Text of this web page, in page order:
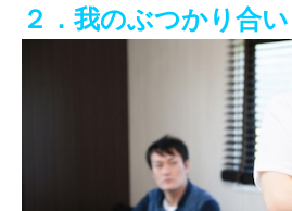
２．我のぶつかり合い